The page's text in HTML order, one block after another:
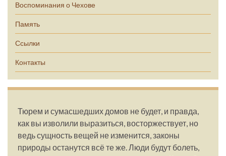
Воспоминания о Чехове
Память
Ссылки
Контакты
Тюрем и сумасшедших домов не будет, и правда,
как вы изволили выразиться, восторжествует, но
ведь сущность вещей не изменится, законы
природы останутся всё те же. Люди будут болеть,